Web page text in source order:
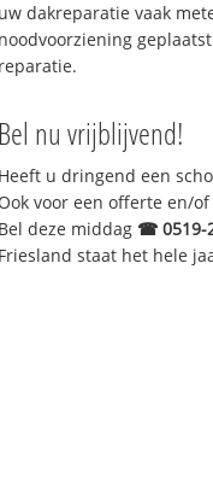
uw dakreparatie vaak
noodvoorziening
reparatie.
Bel nu vrijblijvend!
Heeft u dringend een
Ook voor een offerte en/
Bel deze middag ☎0519-
Friesland staat het hele